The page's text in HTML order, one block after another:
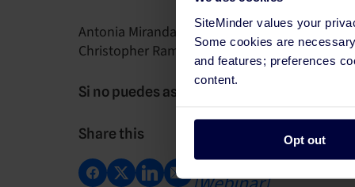
SiteMinder values your
Some cookies are
and features; preferences
content.
Opt out
Antonia Miranda
SiteMinder
Christopher Ramírez,Golden Collection Hotels
Si no puedes asistir en vivo, inscríbete
Share this